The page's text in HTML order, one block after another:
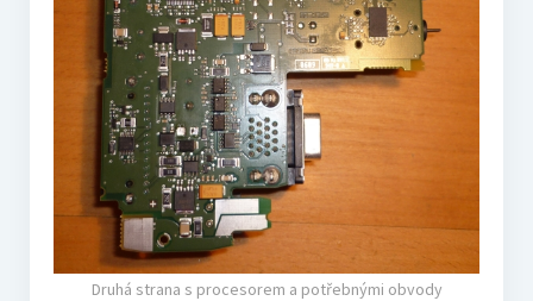
Druhá strana s procesorem a potřebnými obvody